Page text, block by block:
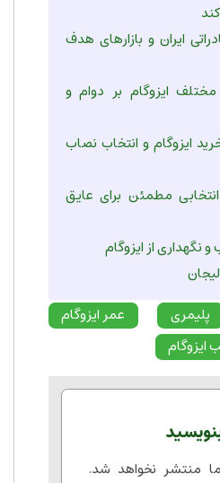
ایران و بازارهای هدف
مختلف ایزوگام بر دوام و
ایزوگام و انتخاب نصاب
مطمئن برای عایق
پلیمری
عمر ایزوگام
ایزوگام
منتشر نخواهد شد.